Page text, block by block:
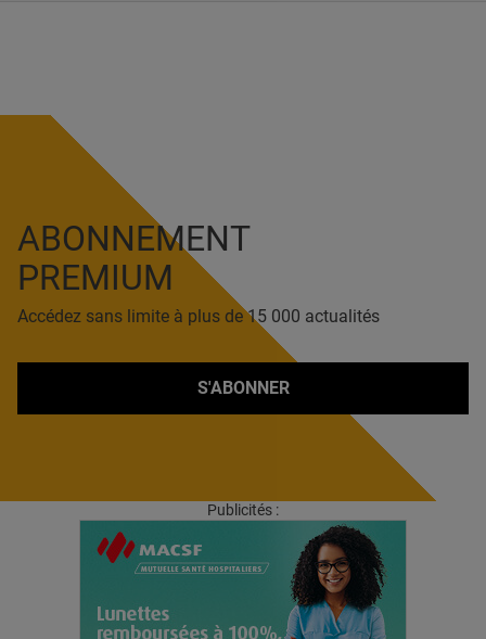
ABONNEMENT
PREMIUM
Accédez sans limite à plus de 15 000 actualités
S'ABONNER
Publicités :